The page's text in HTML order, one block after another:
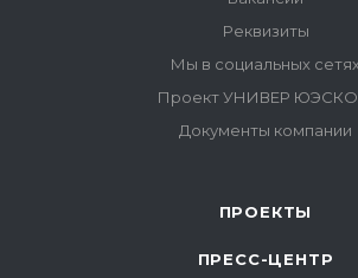
ПРОЕКТЫ
ПРЕСС-ЦЕНТР